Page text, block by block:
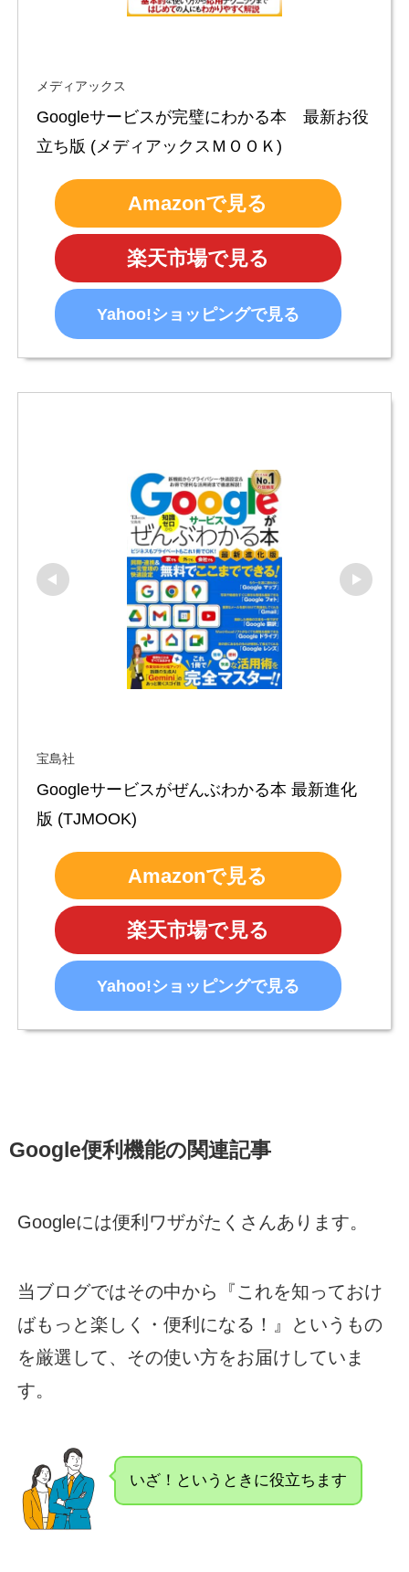
メディアックス
Googleサービスが完璧にわかる本　最新お役
立ち版 (メディアックスＭＯＯＫ)
Amazonで見る
楽天市場で見る
Yahoo!ショッピングで見る
宝島社
Googleサービスがぜんぶわかる本 最新進化
版 (TJMOOK)
Amazonで見る
楽天市場で見る
Yahoo!ショッピングで見る
Google便利機能の関連記事
Googleには便利ワザがたくさんあります。
当ブログではその中から『これを知っておけ
ばもっと楽しく・便利になる！』というもの
を厳選して、その使い方をお届けしていま
す。
いざ！というときに役立ちます